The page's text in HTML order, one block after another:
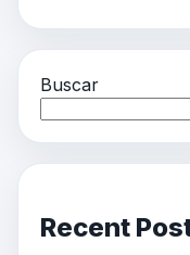
Buscar
Recent